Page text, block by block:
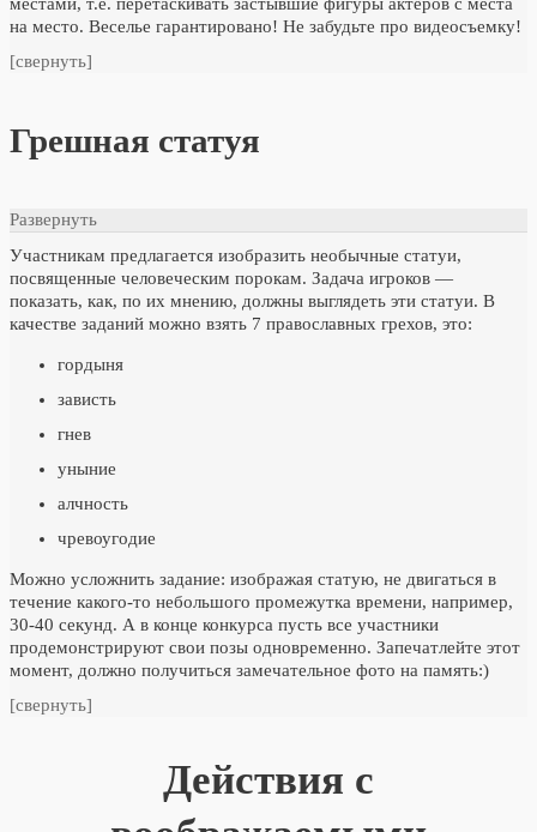
на место. Веселье гарантировано! Не забудьте про видеосъемку!
[свернуть]
Грешная статуя
Развернуть
Участникам предлагается изобразить необычные статуи,
посвященные человеческим порокам. Задача игроков —
показать, как, по их мнению, должны выглядеть эти статуи. В
качестве заданий можно взять 7 православных грехов, это:
гордыня
зависть
гнев
уныние
алчность
чревоугодие
Можно усложнить задание: изображая статую, не двигаться в
течение какого-то небольшого промежутка времени, например,
30-40 секунд. А в конце конкурса пусть все участники
продемонстрируют свои позы одновременно. Запечатлейте этот
момент, должно получиться замечательное фото на память:)
[свернуть]
Действия с